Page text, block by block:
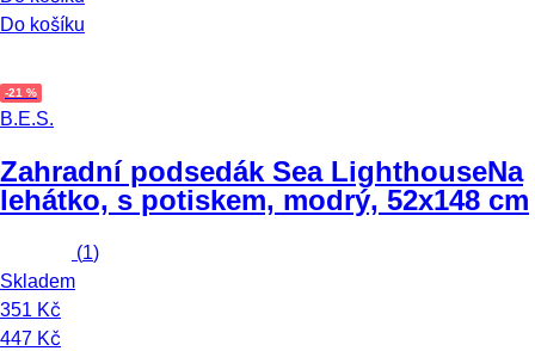
Do košíku
-21 %
B.E.S.
Zahradní podsedák Sea LighthouseNa
lehátko, s potiskem, modrý, 52x148 cm
(1)
Skladem
351 Kč
447 Kč